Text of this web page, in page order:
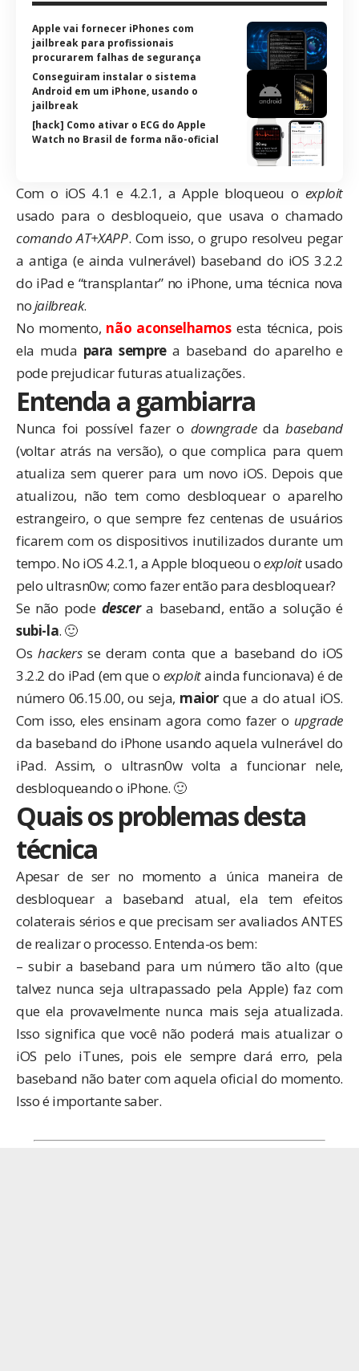
Apple vai fornecer iPhones com
jailbreak para profissionais
procurarem falhas de segurança
Conseguiram instalar o sistema
Android em um iPhone, usando o
jailbreak
[hack] Como ativar o ECG do Apple
Watch no Brasil de forma não-oficial
Com o iOS 4.1 e 4.2.1, a Apple bloqueou o exploit
usado para o desbloqueio, que usava o chamado
comando AT+XAPP. Com isso, o grupo resolveu pegar
a antiga (e ainda vulnerável) baseband do iOS 3.2.2
do iPad e “transplantar” no iPhone, uma técnica nova
nojailbreak.
No momento, não aconselhamosesta técnica, pois
ela muda para semprea baseband do aparelho e
pode prejudicar futuras atualizações.
Entenda a gambiarra
Nunca foi possível fazer o downgradedabaseband
(voltar atrás na versão), o que complica para quem
atualiza sem querer para um novo iOS. Depois que
atualizou, não tem como desbloquear o aparelho
estrangeiro, o que sempre fez centenas de usuários
ficarem com os dispositivos inutilizados durante um
tempo. No iOS 4.2.1, a Apple bloqueou oexploitusado
pelo ultrasn0w; como fazer então para desbloquear?
Se não pode descera baseband, então a solução é
subi-la. 🙂
Os hackersse deram conta que a baseband do iOS
3.2.2 do iPad (em que o exploitainda funcionava) é de
número 06.15.00, ou seja, maior que a do atual iOS.
Com isso, eles ensinam agora como fazer o upgrade
da baseband do iPhone usando aquela vulnerável do
iPad. Assim, o ultrasn0w volta a funcionar nele,
desbloqueando o iPhone. 🙂
Quais os problemas desta
técnica
Apesar de ser no momento a única maneira de
desbloquear a baseband atual, ela tem efeitos
colaterais sérios e que precisam ser avaliados ANTES
de realizar o processo. Entenda-os bem:
– subir a baseband para um número tão alto (que
talvez nunca seja ultrapassado pela Apple) faz com
que ela provavelmente nunca mais seja atualizada.
Isso significa que você não poderá mais atualizar o
iOS pelo iTunes, pois ele sempre dará erro, pela
baseband não bater com aquela oficial do momento.
Isso é importante saber.